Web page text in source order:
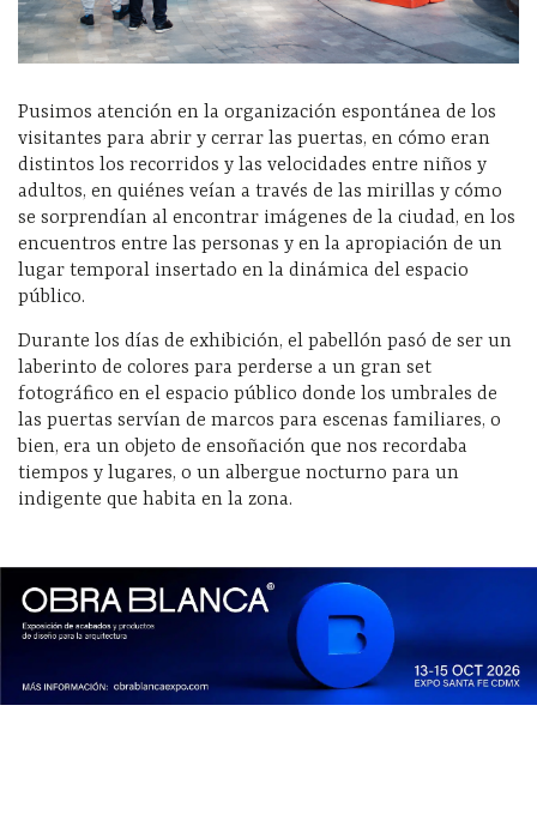
Pusimos atención en la organización espontánea de los
visitantes para abrir y cerrar las puertas, en cómo eran
distintos los recorridos y las velocidades entre niños y
adultos, en quiénes veían a través de las mirillas y cómo
se sorprendían al encontrar imágenes de la ciudad, en los
encuentros entre las personas y en la apropiación de un
lugar temporal insertado en la dinámica del espacio
público.
Durante los días de exhibición, el pabellón pasó de ser un
laberinto de colores para perderse a un gran set
fotográfico en el espacio público donde los umbrales de
las puertas servían de marcos para escenas familiares, o
bien, era un objeto de ensoñación que nos recordaba
tiempos y lugares, o un albergue nocturno para un
indigente que habita en la zona.